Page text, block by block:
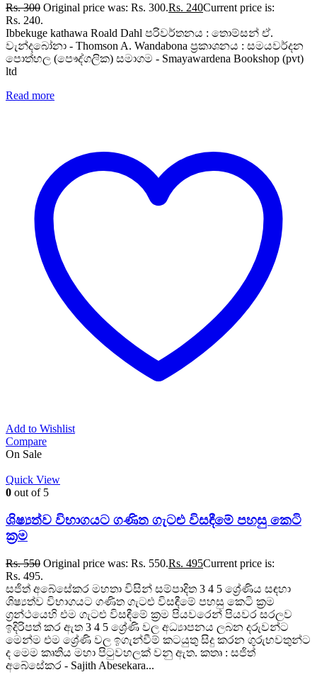
Rs.300 Original price was: Rs. 300.Rs. 240Current price is:
Rs. 240.
Ibbekuge kathawa Roald Dahl පරිවර්තනය : තොම්සන් ඒ.
වැන්දබෝනා - Thomson A. Wandabona ප්‍රකාශනය : සමයවර්දන
පොත්හල (පෞද්ගලික) සමාගම - Smayawardena Bookshop (pvt)
ltd
Read more
Add to Wishlist
Compare
On Sale
Quick View
0 out of 5
ශිෂ්‍යත්ව විභාගයට ගණිත ගැටළු විසඳීමේ පහසු කෙටි
ක්‍රම
Rs.550 Original price was: Rs. 550.Rs. 495Current price is:
Rs. 495.
සජිත් අබේසේකර මහතා විසින් සම්පාදිත 3 4 5 ශ්‍රේණිය සඳහා
ශිෂ්‍යත්ව විභාගයට ගණිත ගැටළු විසඳීමේ පහසු කෙටි ක්‍රම
ග්‍රන්ථයෙහි එම ගැටළු විසඳීමේ ක්‍රම පියවරෙන් පියවර සරලව
ඉදිරිපත් කර ඇත 3 4 5 ශ්‍රේණි වල අධ්‍යාපනය ලබන දරුවන්ට
මෙන්ම එම ශ්‍රේණි වල ඉගැන්වීම් කටයුතු සිදු කරන ගුරුභවතුන්ට
ද මෙම කෘතිය මහා පිටුවහලක් වනු ඇත. කතෘ : සජිත්
අබේසේකර - Sajith Abesekara...